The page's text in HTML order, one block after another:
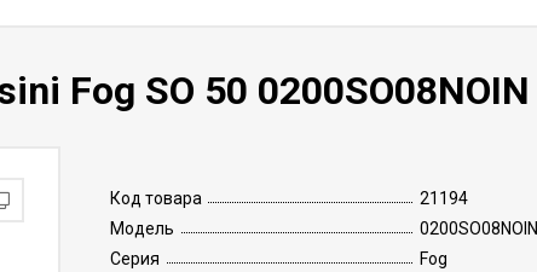
Fog SO 50 0200SO08NOIN
Код товара
21194
Модель
0200SO08NOIN
Серия
Fog